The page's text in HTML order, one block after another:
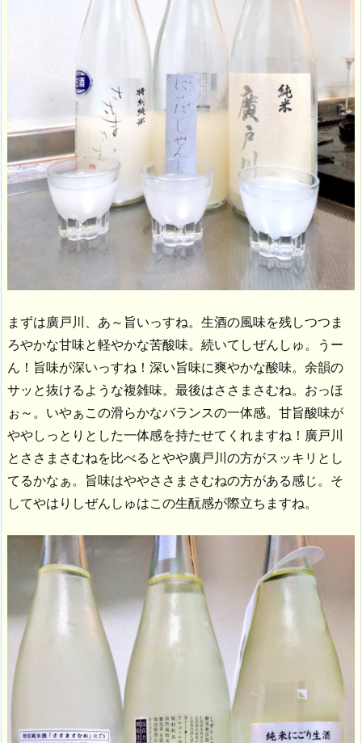
まずは廣戸川、あ～旨いっすね。生酒の風味を残しつつま
ろやかな甘味と軽やかな苦酸味。続いてしぜんしゅ。うー
ん！旨味が深いっすね！深い旨味に爽やかな酸味。余韻の
サッと抜けるような複雑味。最後はささまさむね。おっほ
ぉ～。いやぁこの滑らかなバランスの一体感。甘旨酸味が
ややしっとりとした一体感を持たせてくれますね！廣戸川
とささまさむねを比べるとやや廣戸川の方がスッキリとし
てるかなぁ。旨味はややささまさむねの方がある感じ。そ
してやはりしぜんしゅはこの生酛感が際立ちますね。